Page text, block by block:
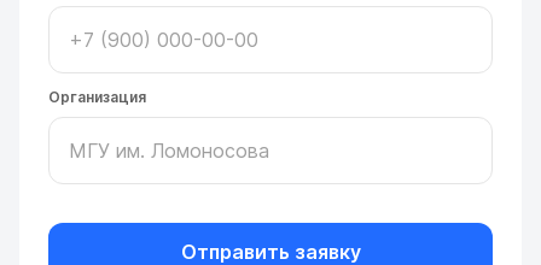
Организация
Отправить заявку